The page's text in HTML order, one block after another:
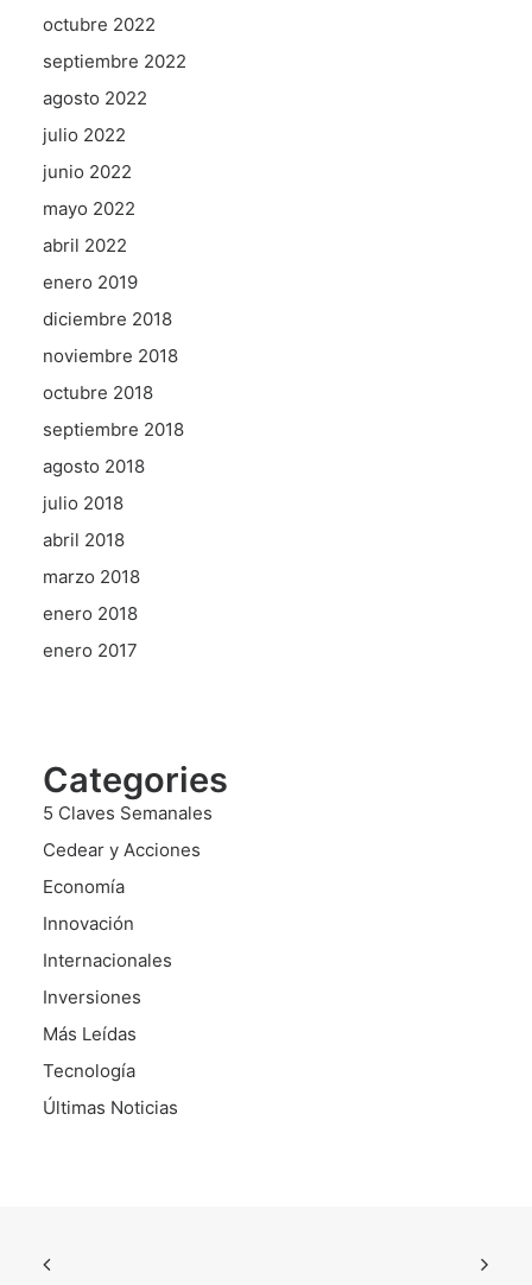
octubre 2022
septiembre 2022
agosto 2022
julio 2022
junio 2022
mayo 2022
abril 2022
enero 2019
diciembre 2018
noviembre 2018
octubre 2018
septiembre 2018
agosto 2018
julio 2018
abril 2018
marzo 2018
enero 2018
enero 2017
Categories
5 Claves Semanales
Cedear y Acciones
Economía
Innovación
Internacionales
Inversiones
Más Leídas
Tecnología
Últimas Noticias